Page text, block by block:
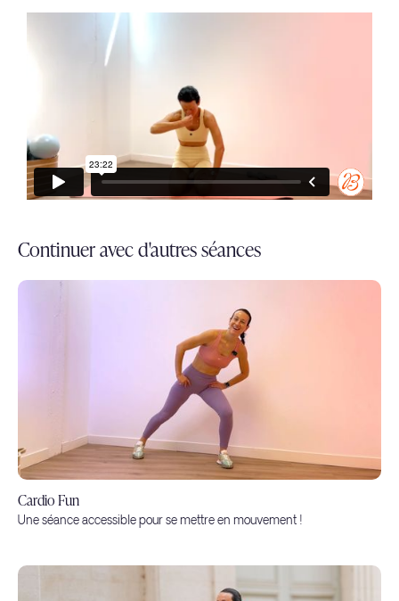
Continuer avec d'autres séances
Cardio Fun
Une séance accessible pour se mettre en mouvement !